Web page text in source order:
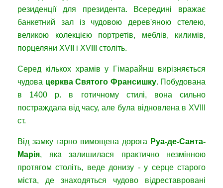
резиденції для президента. Всередині вражає
банкетний зал із чудовою дерев'яною стелею,
великою колекцією портретів, меблів, килимів,
порцеляни XVII і XVIII століть.
Серед кількох храмів у Гімарайнш вирізняється
чудова церква Святого Франсишку. Побудована
в 1400 р. в готичному стилі, вона сильно
постраждала від часу, але була відновлена ​​в XVIII
ст.
Від замку гарно вимощена дорога Руа-де-Санта-
Марія, яка залишилася практично незмінною
протягом століть, веде донизу - у серце старого
міста, де знаходяться чудово відреставровані